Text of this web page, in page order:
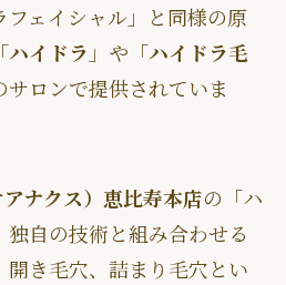
フェイシャル」と同様の原
ハイドラ 」や「ハイドラ毛
ロンで提供されていま
ナクス）恵比寿本店の「ハ
自の技術と組み合わせる
開き毛穴、詰まり毛穴とい